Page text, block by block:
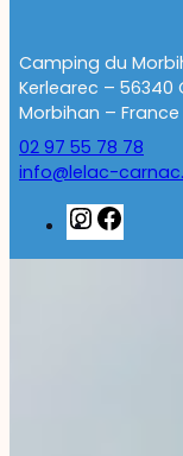
Camping du
Kerlearec – 56340
Morbihan – France
02 97 55 78 78
info@lelac-
Instagram